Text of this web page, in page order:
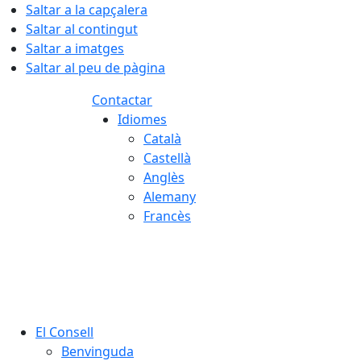
Saltar a la capçalera
Saltar al contingut
Saltar a imatges
Saltar al peu de pàgina
Contactar
Idiomes
Català
Castellà
Anglès
Alemany
Francès
El Consell
Benvinguda